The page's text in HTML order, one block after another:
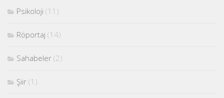
Psikoloji (11)
Röportaj (14)
Sahabeler (2)
Şiir (1)